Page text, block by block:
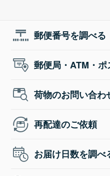
郵便番号を調べる
郵便局・ATM・
荷物のお問い合わ
再配達のご依頼
お届け日数を調べ